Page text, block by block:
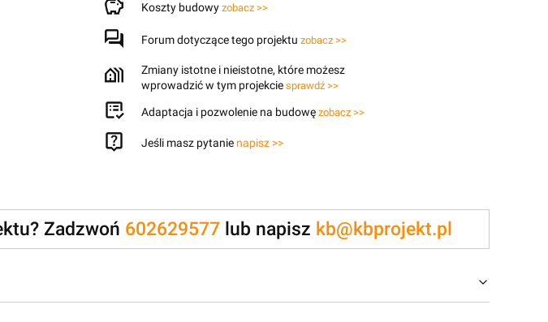
Koszty budowy zobacz >>
Forum dotyczące tego projektu zobacz >>
Zmiany istotne i nieistotne, które możesz
wprowadzić w tym projekcie sprawdź >>
Adaptacja i pozwolenie na budowę zobacz >>
Jeśli masz pytanie napisz >>
Zadzwoń 602629577lub napisz kb@kbprojekt.pl